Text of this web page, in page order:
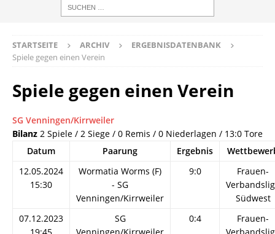
STARTSEITE ARCHIV
ERGEBNISDATENBANK
Spiele gegen einen Verein
Spiele gegen einen Verein
SG Venningen/Kirrweiler
Bilanz 2 Spiele / 2 Siege / 0 Remis / 0 Niederlagen / 13:0 Tore
Datum
Paarung Ergebnis
12.05.2024
15:30
Wormatia Worms (F)
- SG
Venningen/Kirrweiler
9:0
Frauen-
Südwest
07.12.2023
SG
0:4
Frauen-